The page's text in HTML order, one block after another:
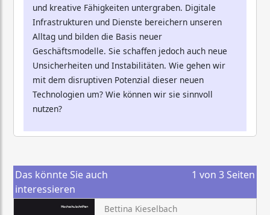
und kreative Fähigkeiten untergraben. Digitale
Infrastrukturen und Dienste bereichern unseren
Alltag und bilden die Basis neuer
Geschäftsmodelle. Sie schaffen jedoch auch neue
Unsicherheiten und Instabilitäten. Wie gehen wir
mit dem disruptiven Potenzial dieser neuen
Technologien um? Wie können wir sie sinnvoll
nutzen?
Das könnte Sie auch
interessieren
1 von 3 Seiten
Bettina Kieselbach